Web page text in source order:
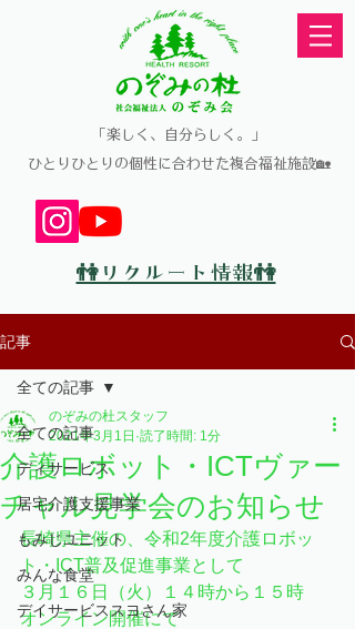
​「楽しく、自分らしく。」
​ひとりひとりの個性に合わせた複合福祉施設🏡
👫リクルート情報👫
記事
全ての記事
ディサービス
居宅介護支援事業
もみじユニット
みんな食堂
デイサービススヨさん家
全ての記事
介護ロボット・ICTヴァー
チャル見学会のお知らせ
のぞみの杜スタッフ
2021年3月1日 読了時間: 1分
長崎県主催の、令和2年度介護ロボッ
ト・ICT普及促進事業として
３月１６日（火）１４時から１５時
オンライン開催にて